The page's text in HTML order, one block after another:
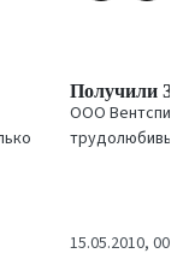
Получили
ООО
трудолюбивым
15.05.2010, 00:00